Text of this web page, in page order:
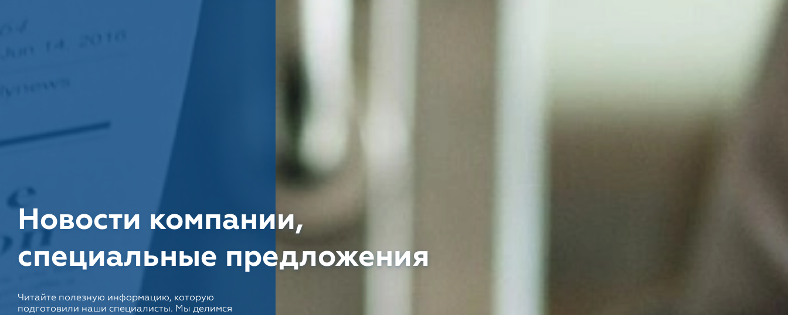
Новости компании,
специальные предложения
Читайте полезную информацию, которую
подготовили наши специалисты. Мы делимся